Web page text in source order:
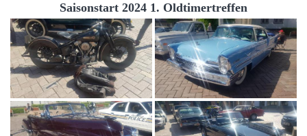
Saisonstart 2024 1. Oldtimertreffen